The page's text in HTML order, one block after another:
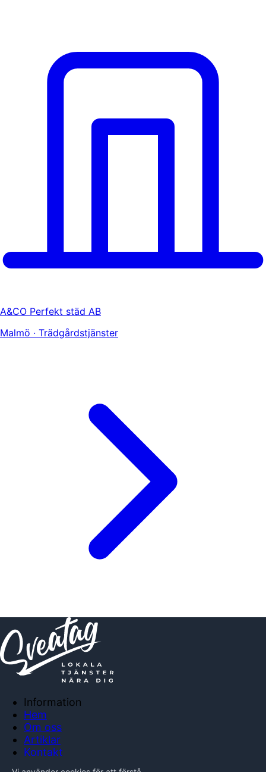
A&CO Perfekt städ AB
Malmö · Trädgårdstjänster
Information
Hem
Om oss
Artiklar
Kontakt